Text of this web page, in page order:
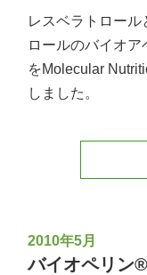
レスベラトロール
ロールのバイオ
をMolecular
しました。
2010年5月
バイオペリン